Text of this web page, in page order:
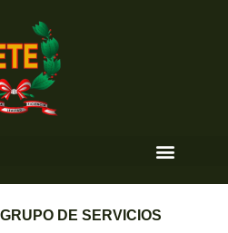
contenido
GRUPO DE SERVICIOS